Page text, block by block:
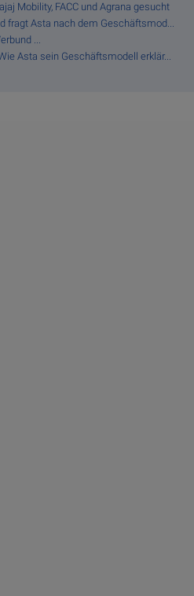
Mobility, FACC und Agrana gesucht
fragt Asta nach dem Geschäftsmod...
...
Asta sein Geschäftsmodell erklär...